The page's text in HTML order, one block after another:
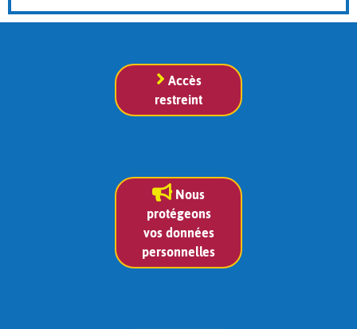
Accès
restreint
Nous
protégeons
vos données
personnelles